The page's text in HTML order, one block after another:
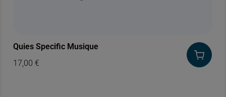
Quies Specific Musique
17,00€